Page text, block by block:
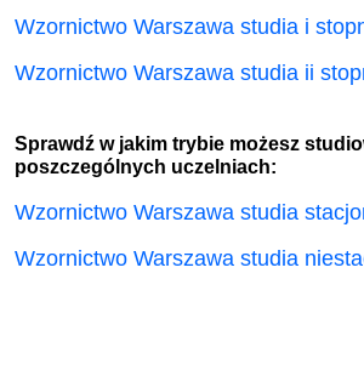
Wzornictwo Warszawa studia i
Wzornictwo Warszawa studia ii
Sprawdź w jakim trybie możesz
poszczególnych uczelniach:
Wzornictwo Warszawa studia
Wzornictwo Warszawa studia